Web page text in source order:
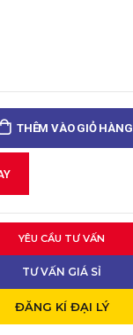
THÊM VÀO GIỎ HÀNG
YÊU CẦU TƯ VẤN
TƯ VẤN GIÁ SỈ
ĐĂNG KÍ ĐẠI LÝ